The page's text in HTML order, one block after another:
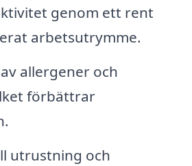
genom ett rent
arbetsutrymme.
allergener och
förbättrar
utrustning och